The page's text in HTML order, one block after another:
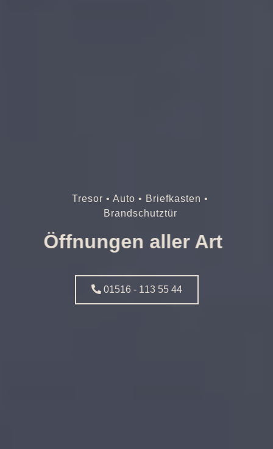
Tresor • Auto • Briefkasten •
Brandschutztür
Öffnungen aller Art
01516 - 113 55 44